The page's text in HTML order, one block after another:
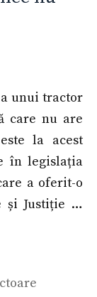
unui tractor
care nu are
la acest
în legislația
a oferit-o
și Justiție …